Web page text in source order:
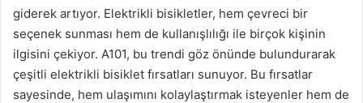
giderek artıyor. Elektrikli bisikletler, hem çevreci bir
seçenek sunması hem de kullanışlılığı ile birçok kişinin
ilgisini çekiyor. A101, bu trendi göz önünde bulundurarak
çeşitli elektrikli bisiklet fırsatları sunuyor. Bu fırsatlar
sayesinde, hem ulaşımını kolaylaştırmak isteyenler hem de